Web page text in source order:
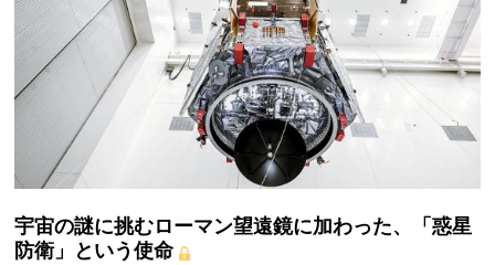
宇宙の謎に挑むローマン望遠鏡に加わった、「惑星
防衛」という使命